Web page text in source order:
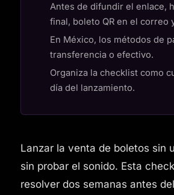
Antes de difundir el enlace,
final, boleto QR en el correo
En México, los métodos de
transferencia o efectivo.
Organiza la checklist como
día del lanzamiento.
Lanzar la venta de boletos sin
sin probar el sonido. Esta
resolver dos semanas antes